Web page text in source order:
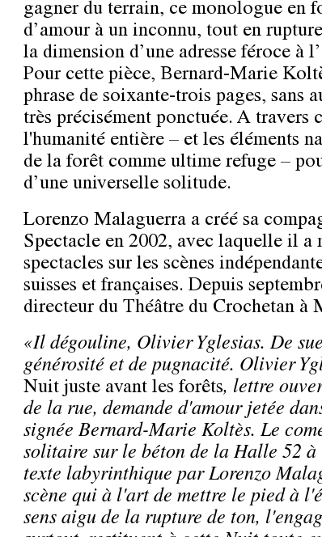
gagner du terrain, ce monologue en
d’amour à un inconnu, tout en
la dimension d’une adresse féroce à
Pour cette pièce, Bernard-Marie
phrase de soixante-trois pages, sans
très précisément ponctuée. A travers
l'humanité entière – et les éléments
de la forêt comme ultime refuge –
d’une universelle solitude.
Lorenzo Malaguerra a créé sa
Spectacle en 2002, avec laquelle il a
spectacles sur les scènes
suisses et françaises. Depuis
directeur du Théâtre du Crochetan à
«Il dégouline, Olivier Yglesias. De
générosité et de pugnacité. Olivier
Nuit juste avant les forêts, lettre
de la rue, demande d'amour jetée
signée Bernard-Marie Koltès. Le
solitaire sur le béton de la Halle 52 à
texte labyrinthique par Lorenzo
scène qui à l'art de mettre le pied à
sens aigu de la rupture de ton,